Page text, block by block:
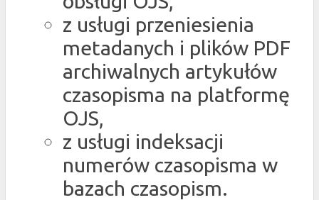
z usługi przeniesienia
metadanych i plików PDF
archiwalnych artykułów
czasopisma na platformę
OJS,
z usługi indeksacji
numerów czasopisma w
bazach czasopism.